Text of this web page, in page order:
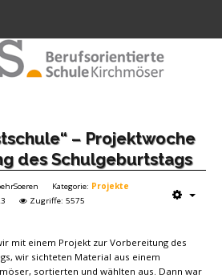
switch is equivalent
– Projektwoche
des Schulgeburtstags
Kategorie: Projekte
Zugriffe: 5575
mit einem Projekt zur Vorbereitung des
wir sichteten Material aus einem
sortierten und wählten aus. Dann war